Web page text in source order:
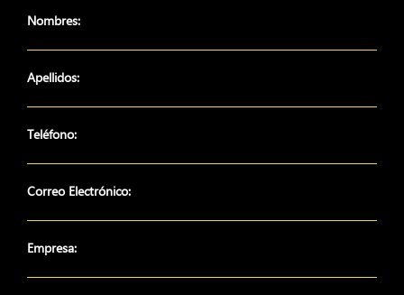
Nombres:
Apellidos:
Teléfono:
Correo Electrónico:
Empresa: